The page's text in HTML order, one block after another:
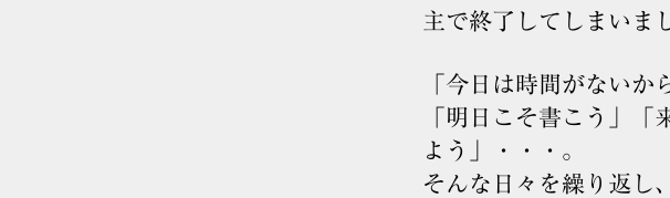
主で終了してしまいま
「今日は時間がないか
「明日こそ書こう」
よう」・・・。
そんな日々を繰り返し